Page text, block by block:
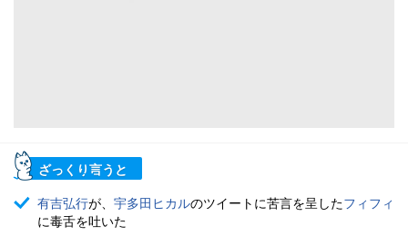
ざっくり言うと
有吉弘行が、 宇多田ヒカルのツイートに苦言を呈したフィフィ
に毒舌を吐いた